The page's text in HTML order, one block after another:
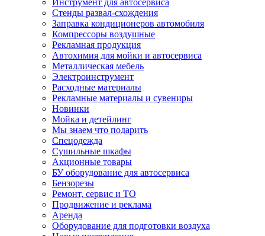
Инструмент для автосервиса
Стенды развал-схождения
Заправка кондиционеров автомобиля
Компрессоры воздушные
Рекламная продукция
Автохимия для мойки и автосервиса
Металлическая мебель
Электроинструмент
Расходные материалы
Рекламные материалы и сувениры
Новинки
Мойка и детейлинг
Мы знаем что подарить
Спецодежда
Сушильные шкафы
Акционные товары
БУ оборудование для автосервиса
Бензорезы
Ремонт, сервис и ТО
Продвижение и реклама
Аренда
Оборудование для подготовки воздуха